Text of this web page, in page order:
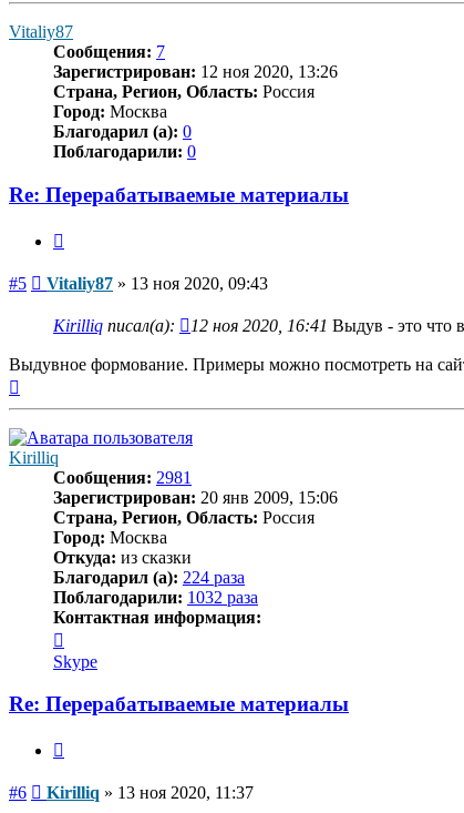
Vitaliy87
Сообщения: 7
Зарегистрирован: 12 ноя 2020, 13:26
Страна, Регион, Область: Россия
Город: Москва
Благодарил (а): 0
Поблагодарили: 0
Re: Перерабатываемые материалы
#5 Сообщение
Vitaliy87 » 13 ноя 2020, 09:43
Kirilliq писал(а): 12 ноя 2020, 16:41 Выдув - это что
Выдувное формование. Примеры можно посмотреть на
Kirilliq
Сообщения: 2981
Зарегистрирован: 20 янв 2009, 15:06
Страна, Регион, Область: Россия
Город: Москва
Откуда: из сказки
Благодарил (а): 224 раза
Поблагодарили: 1032 раза
Контактная информация:
информация
пользователя
Skype
Re: Перерабатываемые материалы
#6 Сообщение
Kirilliq » 13 ноя 2020, 11:37